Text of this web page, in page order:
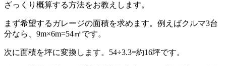
ざっくり概算する方法をお教えします。
まず希望するガレージの面積を求めます。例えばクルマ3台
分なら、9m×6m=54㎡です。
次に面積を坪に変換します。54÷3.3=約16坪です。